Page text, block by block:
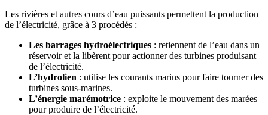
Les rivières et autres cours d’eau puissants permettent la production
de l’électricité, grâce à 3 procédés :
Les barrages hydroélectriques : retiennent de l’eau dans un
réservoir et la libèrent pour actionner des turbines produisant
de l’électricité.
L’hydrolien : utilise les courants marins pour faire tourner des
turbines sous-marines.
L’énergie marémotrice : exploite le mouvement des marées
pour produire de l’électricité.